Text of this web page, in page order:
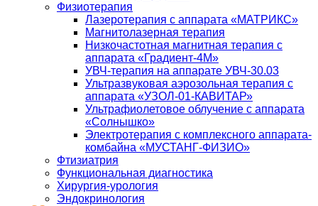
Физиотерапия
Лазеротерапия с аппарата «МАТРИКС»
Магнитолазерная терапия
Низкочастотная магнитная терапия с
аппарата «Градиент-4М»
УВЧ-терапия на аппарате УВЧ-30.03
Ультразвуковая аэрозольная терапия с
аппарата «УЗОЛ-01-КАВИТАР»
Ультрафиолетовое облучение с аппарата
«Солнышко»
Электротерапия с комплексного аппарата-
комбайна «МУСТАНГ-ФИЗИО»
Фтизиатрия
Функциональная диагностика
Хирургия-урология
Эндокринология